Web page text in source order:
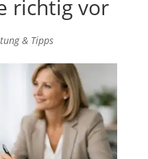
richtig vor
& Tipps